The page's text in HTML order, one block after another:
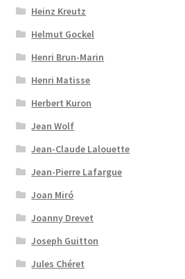
Heinz Kreutz
Helmut Gockel
Henri Brun-Marin
Henri Matisse
Herbert Kuron
Jean Wolf
Jean-Claude Lalouette
Jean-Pierre Lafargue
Joan Miró
Joanny Drevet
Joseph Guitton
Jules Chéret